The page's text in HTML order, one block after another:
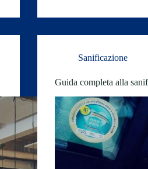
Sanificazione
Guida completa alla